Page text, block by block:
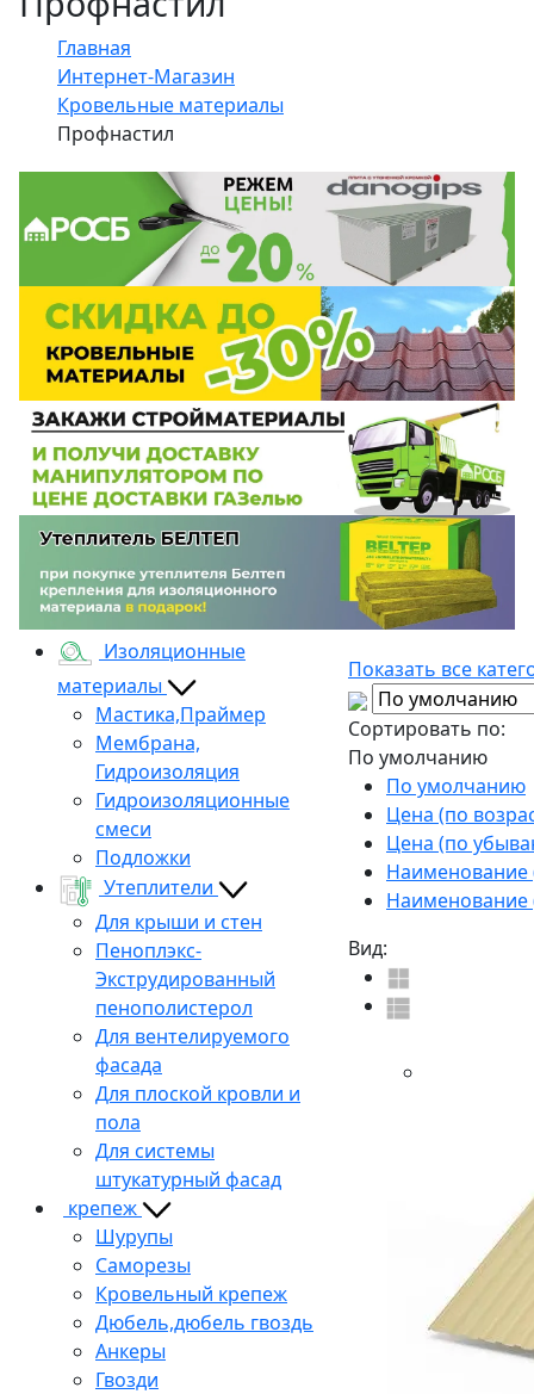
Главная
Интернет-Магазин
Кровельные материалы
Профнастил
Изоляционные
материалы
Мастика,Праймер
Мембрана,
Гидроизоляция
Гидроизоляционные
смеси
Подложки
Утеплители
Для крыши и стен
Пеноплэкс-
Экструдированный
пенополистерол
Для вентелируемого
фасада
Для плоской кровли и
пола
Для системы
штукатурный фасад
крепеж
Шурупы
Саморезы
Кровельный крепеж
Дюбель,дюбель гвоздь
Анкеры
Гвозди
Показать все
Сортировать по:
По умолчанию
По умолчанию
Цена (по
Цена (по
Наименование
Наименование
Вид: